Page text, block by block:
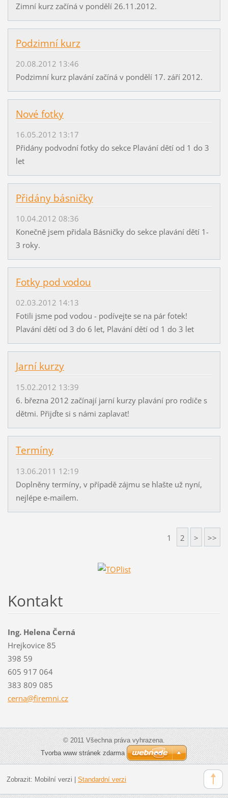
Zimní kurz začíná v pondělí 26.11.2012.
Podzimní kurz
20.08.2012 13:46
Podzimní kurz plavání začíná v pondělí 17. září 2012.
Nové fotky
16.05.2012 13:17
Přidány podvodní fotky do sekce Plavání dětí od 1 do 3
let
Přidány básničky
10.04.2012 08:36
Konečně jsem přidala Básničky do sekce plavání dětí 1-
3 roky.
Fotky pod vodou
02.03.2012 14:13
Fotili jsme pod vodou - podívejte se na pár fotek!
Plavání dětí od 3 do 6 let, Plavání dětí od 1 do 3 let
Jarní kurzy
15.02.2012 13:39
6. března 2012 začínají jarní kurzy plavání pro rodiče s
dětmi. Přijďte si s námi zaplavat!
Termíny
13.06.2011 12:19
Doplněny termíny, v případě zájmu se hlašte už nyní,
nejlépe e-mailem.
1 2 > >>
Kontakt
Ing. Helena Černá
Hrejkovice 85
398 59
605 917 064
383 809 085
cerna@firemni.cz
© 2011 Všechna práva vyhrazena.
Tvorba www stránek zdarma
Zobrazit: Mobilní verzi Standardní verzi